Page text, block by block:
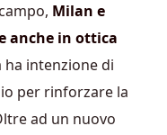
Milan e
anche in ottica
ha intenzione di
per rinforzare la
ad un nuovo